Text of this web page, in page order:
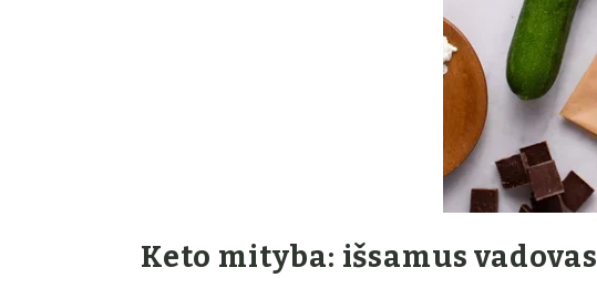
Keto mityba: išsamus vadovas